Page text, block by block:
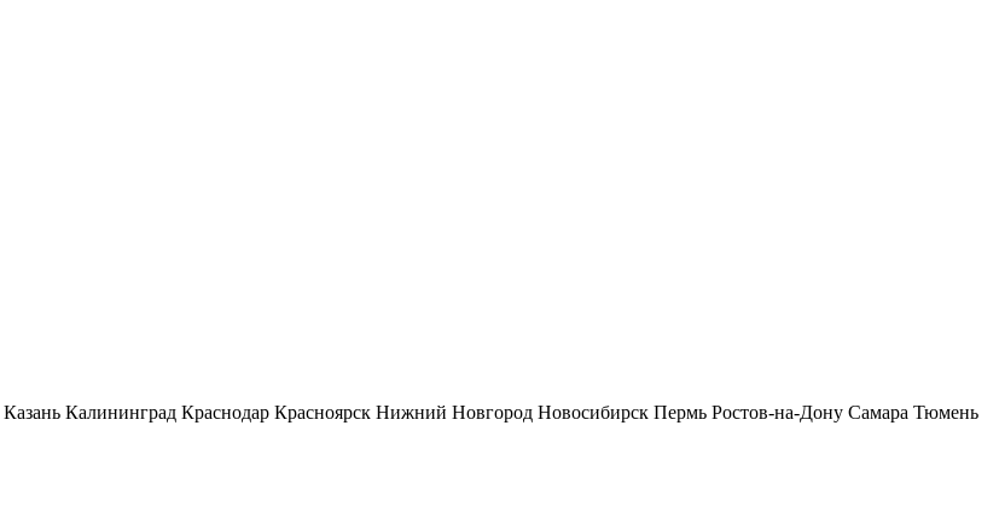
Казань Калининград Краснодар Красноярск Нижний Новгород Новосибирск Пермь Ростов-на-Дону Самара Тюмень